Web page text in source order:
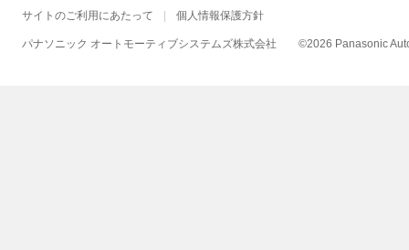
サイトのご利用にあたって 個人情報保護方針
パナソニック オートモーティブシステムズ株式会社 ©2026 Panasonic